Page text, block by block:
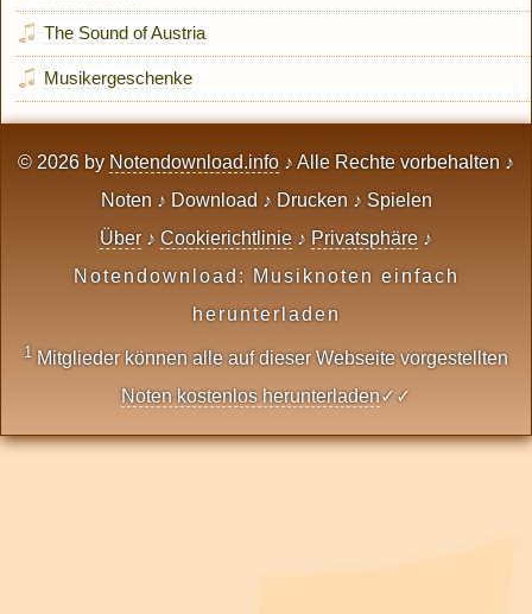
The Sound of Austria
Musikergeschenke
© 2026 by Notendownload.info ♪ Alle Rechte vorbehalten ♪
Noten ♪ Download ♪ Drucken ♪ Spielen
Über ♪ Cookierichtlinie ♪ Privatsphäre ♪
Notendownload: Musiknoten einfach
herunterladen
1 Mitglieder können alle auf dieser Webseite vorgestellten
Noten kostenlos herunterladen✓✓